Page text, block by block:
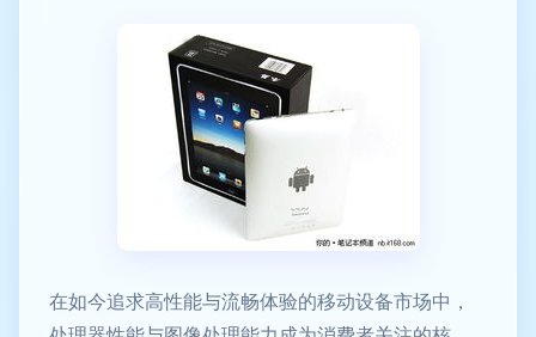
在如今追求高性能与流畅体验的移动设备市场中，